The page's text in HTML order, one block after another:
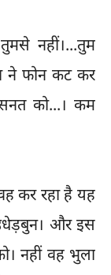
तुमसे नहीं।...तुम
ने फोन कट कर
को...। कम
कर रहा है यह
और इस
नहीं वह भुला